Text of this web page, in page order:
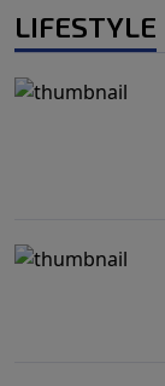
LIFESTYLE